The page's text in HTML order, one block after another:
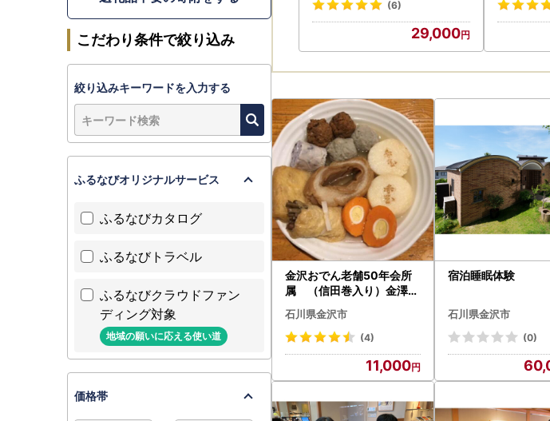
(6)
29,000
金沢おでん老舗50年会所
属 （信田巻入り）金澤お
でん８種Sギフト
石川県金沢市
(4)
11,000
宿泊睡眠体験
石川県金沢市
(0)
こだわり条件で絞り込み
絞り込みキーワードを入力する
ふるなびオリジナルサービス
ふるなびカタログ
ふるなびトラベル
ふるなびクラウドファン
ディング対象
地域の願いに応える使い道
価格帯